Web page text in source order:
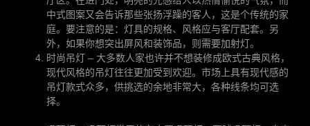
中式图案又会告诉那些张扬浮躁的客人，这是个传统的家
庭。要注意的是：灯具的规格、风格应与客厅配套。另
外，如果你想突出屏风和装饰品，则需要加射灯。
时尚吊灯 – 大多数人家也许并不想装修成欧式古典风格，
现代风格的吊灯往往更加受到欢迎。市场上具有现代感的
吊灯款式众多，供挑选的余地非常大，各种线条均可选
择。